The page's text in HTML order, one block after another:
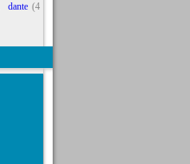
dante (4